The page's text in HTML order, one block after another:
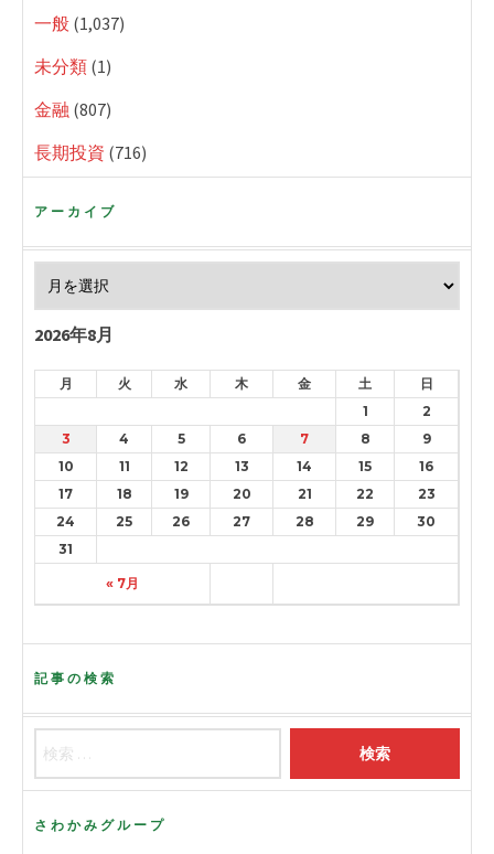
一般 (1,037)
未分類 (1)
金融 (807)
長期投資 (716)
アーカイブ
2026年8月
月 火 水 木 金 土 日
« 7月
1
2
3
4 5 6 7 8
9
10
11 12 13 14 15
16
17
18 19 20 21 22
23
24
25 26 27 28 29
30
31
記事の検索
さわかみグループ